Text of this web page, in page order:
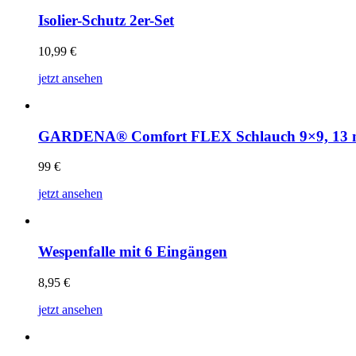
Isolier-Schutz 2er-Set
10,99 €
jetzt ansehen
GARDENA® Comfort FLEX Schlauch 9×9, 13
99 €
jetzt ansehen
Wespenfalle mit 6 Eingängen
8,95 €
jetzt ansehen